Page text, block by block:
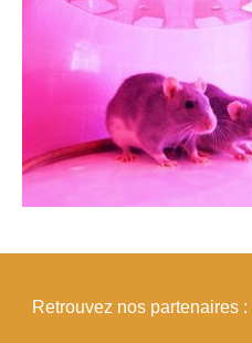
Retrouvez nos partenaires :